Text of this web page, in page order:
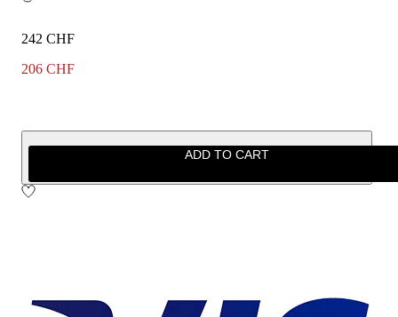
242 CHF
206 CHF
ADD TO CART